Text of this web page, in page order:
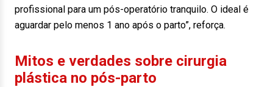
profissional para um pós-operatório tranquilo. O ideal é
aguardar pelo menos 1 ano após o parto”, reforça.
Mitos e verdades sobre cirurgia
plástica no pós-parto